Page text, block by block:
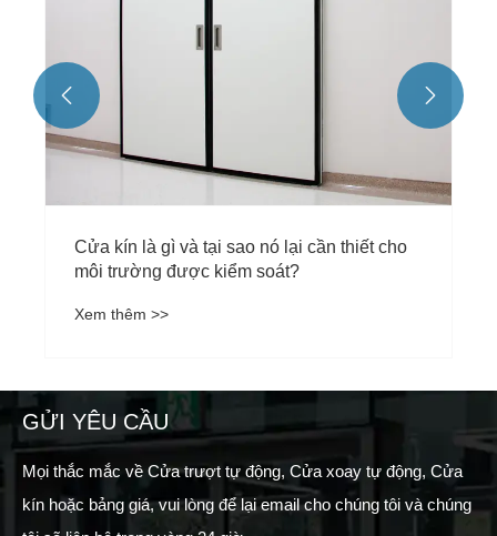
 
GỬI YÊU CẦU
Mọi thắc mắc về Cửa trượt tự động, Cửa xoay tự động, Cửa
kín hoặc bảng giá, vui lòng để lại email cho chúng tôi và chúng